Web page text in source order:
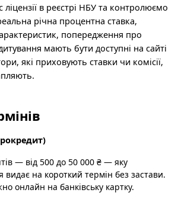
ліцензії в реєстрі НБУ та контролюємо
річна процентна ставка,
попередження про
мають бути доступні на сайті
які приховують ставки чи комісії,
— від 500 до 50 000 ₴ — яку
видає на короткий термін без застави.
онлайн на банківську картку.